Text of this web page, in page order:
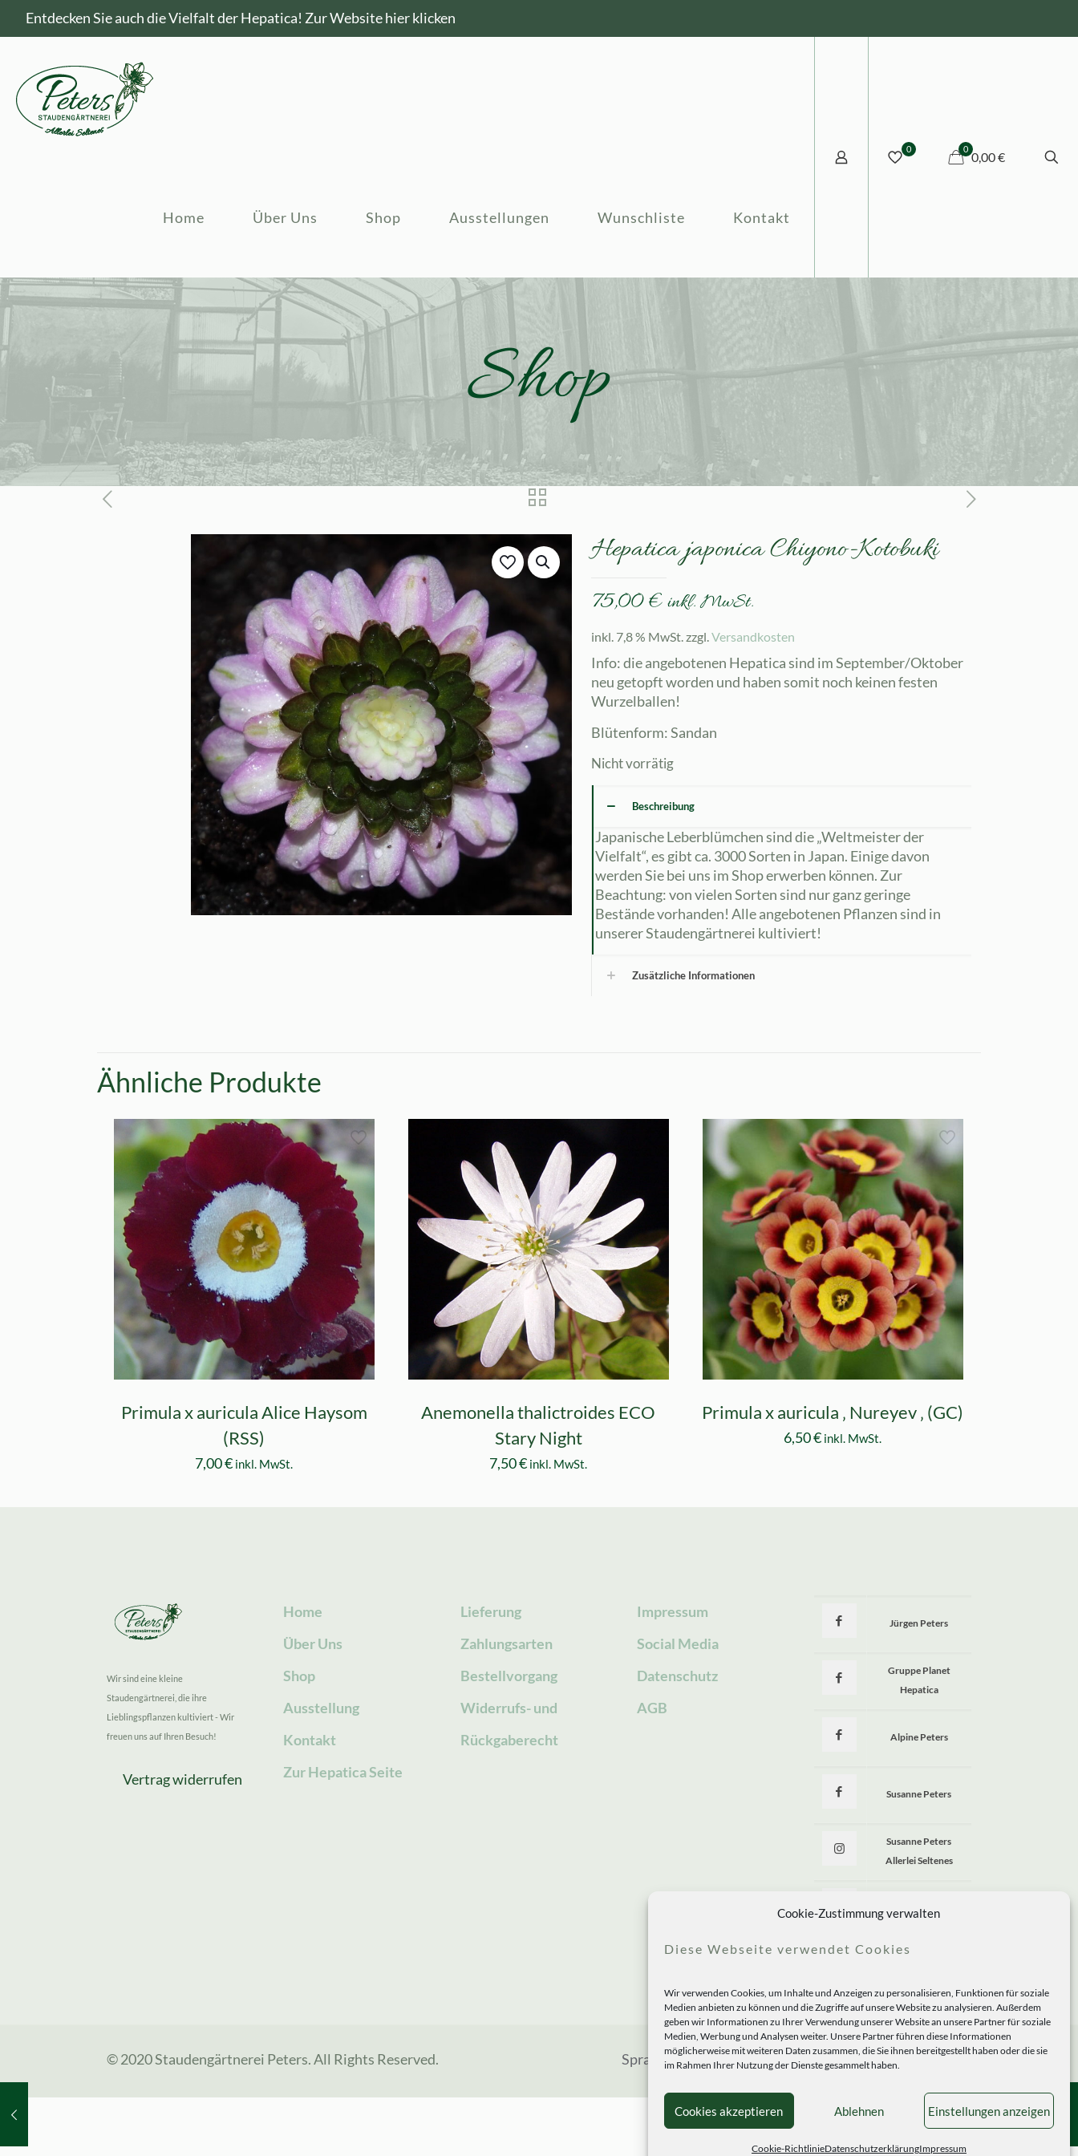
Cookie-Zustimmung verwalten
Diese Webseite verwendet Cookies
Wir verwenden Cookies, um Inhalte und Anzeigen zu personalisieren, Funktionen für soziale
Medien anbieten zu können und die Zugriffe auf unsere Website zu analysieren. Außerdem
geben wir Informationen zu Ihrer Verwendung unserer Website an unsere Partner für soziale
Medien, Werbung und Analysen weiter. Unsere Partner führen diese Informationen
möglicherweise mit weiteren Daten zusammen, die Sie ihnen bereitgestellt haben oder die sie
im Rahmen Ihrer Nutzung der Dienste gesammelt haben.
Cookies akzeptieren Ablehnen Einstellungen anzeigen
Cookie-RichtlinieDatenschutzerklärungImpressum
Entdecken Sie auch die Vielfalt der Hepatica! Zur Website hier klicken
Home Über Uns Shop Ausstellungen Wunschliste Kontakt
0 0
0,00 €
Shop
Hepatica japonica Chiyono-Kotobuki
75,00€ inkl. MwSt.
inkl. 7,8 % MwSt.zzgl.Versandkosten
Info: die angebotenen Hepatica sind im September/Oktober
neu getopft worden und haben somit noch keinen festen
Wurzelballen!
Blütenform: Sandan
Nicht vorrätig
Beschreibung
Japanische Leberblümchen sind die „Weltmeister der
Vielfalt“, es gibt ca. 3000 Sorten in Japan. Einige davon
werden Sie bei uns im Shop erwerben können. Zur
Beachtung: von vielen Sorten sind nur ganz geringe
Bestände vorhanden! Alle angebotenen Pflanzen sind in
unserer Staudengärtnerei kultiviert!
Zusätzliche Informationen
Ähnliche Produkte
Primula x auricula Alice Haysom
(RSS)
7,00€ inkl. MwSt.
Anemonella thalictroides ECO
Stary Night
7,50€ inkl. MwSt.
Primula x auricula ‚ Nureyev ‚ (GC)
6,50€ inkl. MwSt.
Wir sind eine kleine
Staudengärtnerei, die ihre
Lieblingspflanzen kultiviert - Wir
freuen uns auf Ihren Besuch!
Vertrag widerrufen
Home
Über Uns
Shop
Ausstellung
Kontakt
Zur Hepatica Seite
Lieferung
Zahlungsarten
Bestellvorgang
Widerrufs- und
Rückgaberecht
Impressum
Social Media
Datenschutz
AGB
Jürgen Peters
Gruppe Planet
Hepatica
Alpine Peters
Susanne Peters
Susanne Peters
Allerlei Seltenes
Allerlei Seltenes
© 2020 Staudengärtnerei Peters. All Rights Reserved. Sprachen